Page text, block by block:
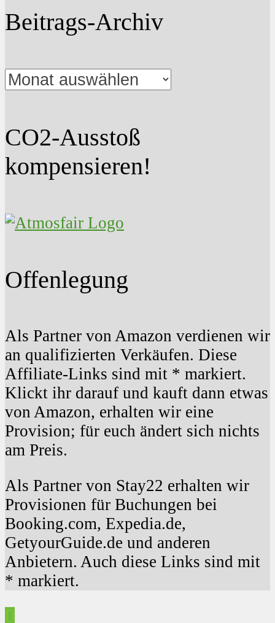
Beitrags-Archiv
Beitrags-
Archiv
CO2-Ausstoß
kompensieren!
Offenlegung
Als Partner von Amazon verdienen wir
an qualifizierten Verkäufen. Diese
Affiliate-Links sind mit * markiert.
Klickt ihr darauf und kauft dann etwas
von Amazon, erhalten wir eine
Provision; für euch ändert sich nichts
am Preis.
Als Partner von Stay22 erhalten wir
Provisionen für Buchungen bei
Booking.com, Expedia.de,
GetyourGuide.de und anderen
Anbietern. Auch diese Links sind mit
* markiert.